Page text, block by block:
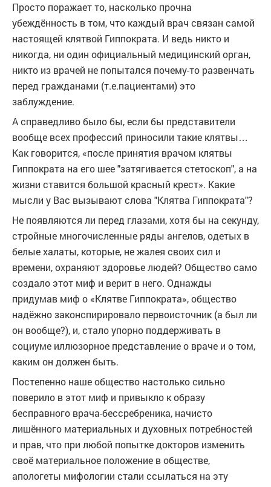
Просто поражает то, насколько прочна
убеждённость в том, что каждый врач связан самой
настоящей клятвой Гиппократа. И ведь никто и
никогда, ни один официальный медицинский орган,
никто из врачей не попытался почему-то развенчать
перед гражданами (т.е.пациентами) это
заблуждение.
А справедливо было бы, если бы представители
вообще всех профессий приносили такие клятвы…
Как говорится, «после принятия врачом клятвы
Гиппократа на его шее "затягивается стетоскоп", а на
жизни ставится большой красный крест». Какие
мысли у Вас вызывают слова "Клятва Гиппократа"?
Не появляются ли перед глазами, хотя бы на секунду,
стройные многочисленные ряды ангелов, одетых в
белые халаты, которые, не жалея своих сил и
времени, охраняют здоровье людей? Общество само
создало этот миф и верит в него. Однажды
придумав миф о «Клятве Гиппократа», общество
надёжно законспирировало первоисточник (а был ли
он вообще?), и, стало упорно поддерживать в
социуме иллюзорное представление о враче и о том,
каким он должен быть.
Постепенно наше общество настолько сильно
поверило в этот миф и привыкло к образу
бесправного врача-бессребреника, начисто
лишённого материальных и духовных потребностей
и прав, что при любой попытке докторов изменить
своё материальное положение в обществе,
апологеты мифологии стали ссылаться на эту